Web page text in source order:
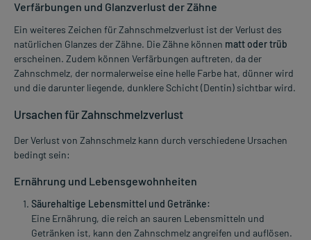
Verfärbungen und Glanzverlust der Zähne
Ein weiteres Zeichen für Zahnschmelzverlust ist der Verlust des
natürlichen Glanzes der Zähne. Die Zähne können matt oder trüb
erscheinen. Zudem können Verfärbungen auftreten, da der
Zahnschmelz, der normalerweise eine helle Farbe hat, dünner wird
und die darunter liegende, dunklere Schicht (Dentin) sichtbar wird.
Ursachen für Zahnschmelzverlust
Der Verlust von Zahnschmelz kann durch verschiedene Ursachen
bedingt sein:
Ernährung und Lebensgewohnheiten
Säurehaltige Lebensmittel und Getränke:
Eine Ernährung, die reich an sauren Lebensmitteln und
Getränken ist, kann den Zahnschmelz angreifen und auflösen.